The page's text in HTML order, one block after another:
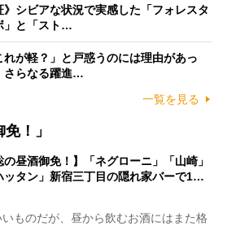
》シビアな状況で実感した「フォレスタ
」と「スト…
が軽？」と戸惑うのには理由があっ
らなる躍進…
一覧を見る
！」
の昼酒御免！】「ネグローニ」「山崎」
ッタン」新宿三丁目の隠れ家バーで1…
ものだが、昼から飲むお酒にはまた格